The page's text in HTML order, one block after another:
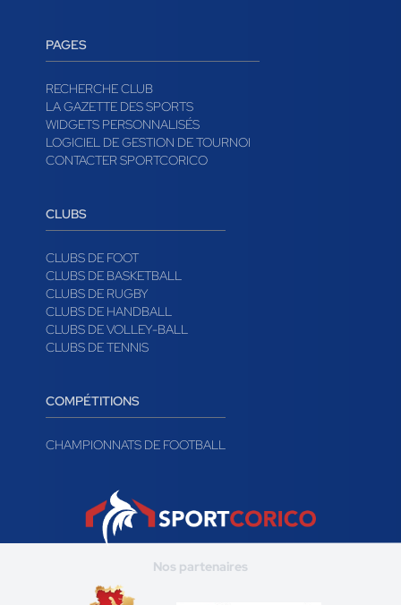
PAGES
RECHERCHE CLUB
LA GAZETTE DES SPORTS
WIDGETS PERSONNALISÉS
LOGICIEL DE GESTION DE TOURNOI
CONTACTER SPORTCORICO
CLUBS
CLUBS DE FOOT
CLUBS DE BASKETBALL
CLUBS DE RUGBY
CLUBS DE HANDBALL
CLUBS DE VOLLEY-BALL
CLUBS DE TENNIS
COMPÉTITIONS
CHAMPIONNATS DE FOOTBALL
Nos partenaires